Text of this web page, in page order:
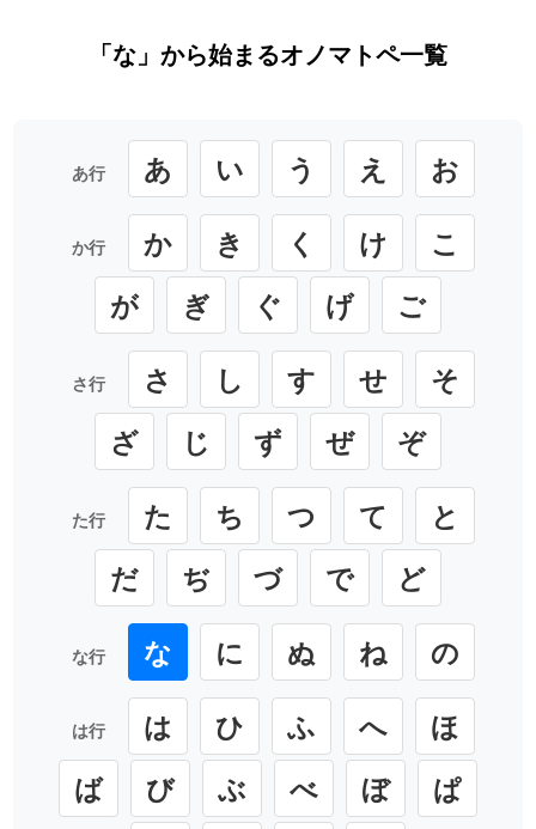
「な」から始まるオノマトペ一覧
あ行 あ い う え お
か行 か き く け
こ
が
ぎ ぐ げ ご
さ行 さ し す せ
そ
ざ
じ ず ぜ ぞ
た行 た ち つ て
と
だ
ぢ づ で ど
な行 な に ぬ ね の
は行 は ひ ふ へ
ほ
ば
び ぶ べ ぼ
ぱ